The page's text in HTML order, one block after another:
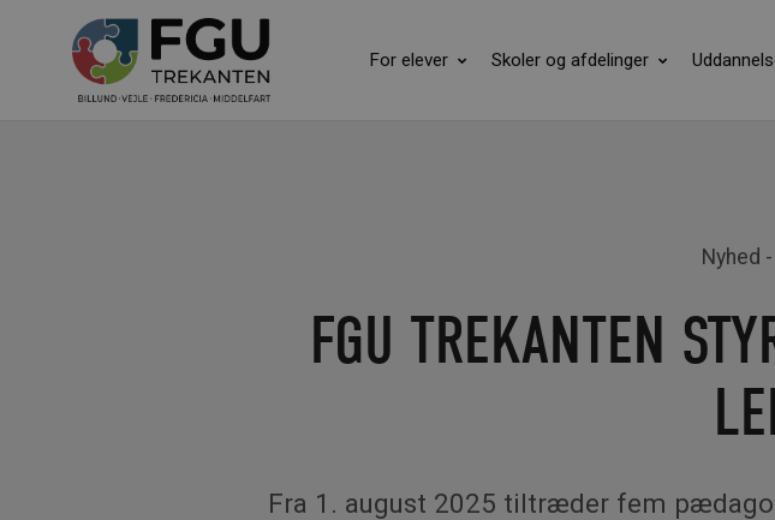
For elever Skoler og afdelinger
Nyhed
FGU TREKANTEN
Fra 1. august 2025 tiltræder fem